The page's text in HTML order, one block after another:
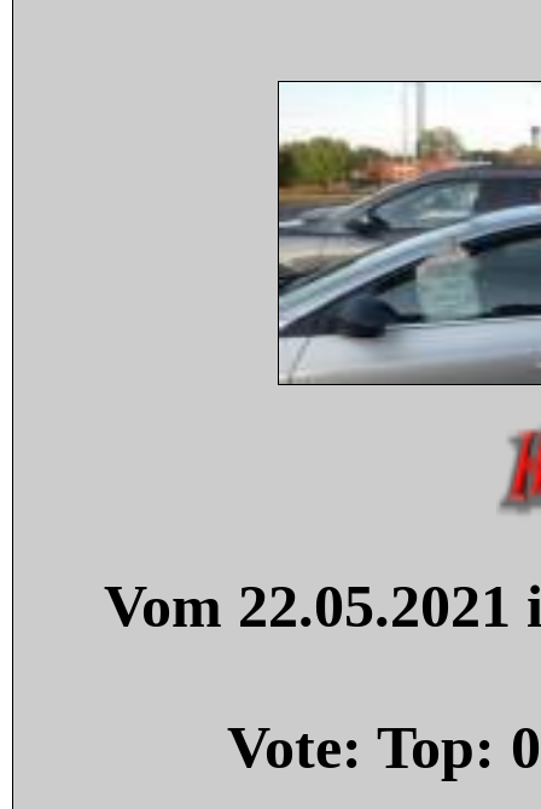
Vom
Vote: Top: 0